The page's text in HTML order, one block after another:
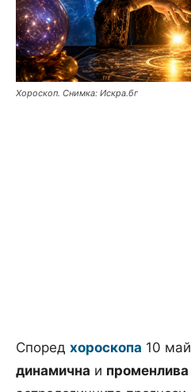
Хороскоп. Снимка: Искра.бг
Според хороскопа 10
динамична и променлива